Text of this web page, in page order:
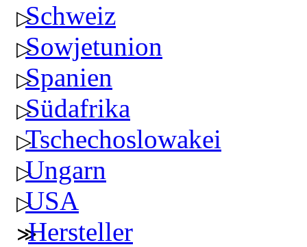
Schweiz
Sowjetunion
Spanien
Südafrika
Tschechoslowakei
Ungarn
USA
Hersteller